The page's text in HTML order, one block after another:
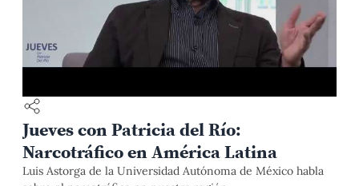
Jueves con Patricia del Río:
Narcotráfico en América Latina
Luis Astorga de la Universidad Autónoma de México habla